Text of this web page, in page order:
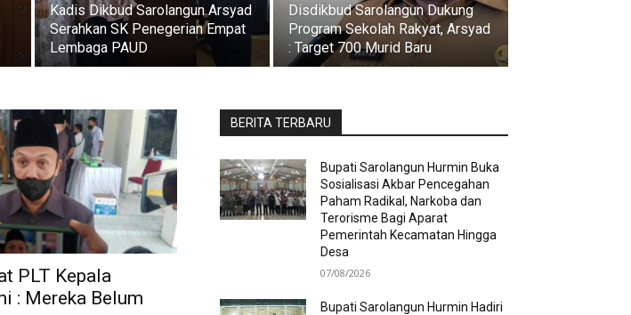
Kadis Dikbud Sarolangun Arsyad
Serahkan SK Penegerian Empat
Lembaga PAUD
Disdikbud Sarolangun Dukung
Program Sekolah Rakyat, Arsyad
: Target 700 Murid Baru
PLT Kepala
: Mereka Belum
BERITA TERBARU
Bupati Sarolangun Hurmin Buka
Sosialisasi Akbar Pencegahan
Paham Radikal, Narkoba dan
Terorisme Bagi Aparat
Pemerintah Kecamatan Hingga
Desa
07/08/2026
Bupati Sarolangun Hurmin Hadiri